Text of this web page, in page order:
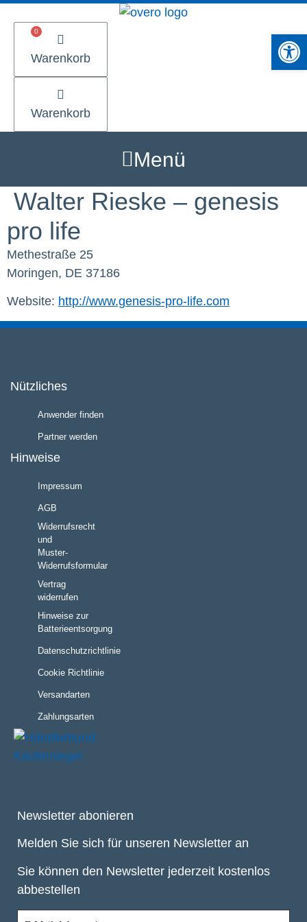
Inhalt
Warenkorb
Warenkorb
Menü
Walter Rieske – genesis
pro life
Methestraße 25
Moringen, DE 37186
Website: http://www.genesis-pro-life.com
Nützliches
Anwender finden
Partner werden
Hinweise
Impressum
AGB
Widerrufsrecht
und
Muster-
Widerrufsformular
Vertrag
widerrufen
Hinweise zur
Batterieentsorgung
Datenschutzrichtlinie
Cookie Richtlinie
Versandarten
Zahlungsarten
Newsletter abonieren
Melden Sie sich für unseren Newsletter an
Sie können den Newsletter jederzeit kostenlos
abbestellen